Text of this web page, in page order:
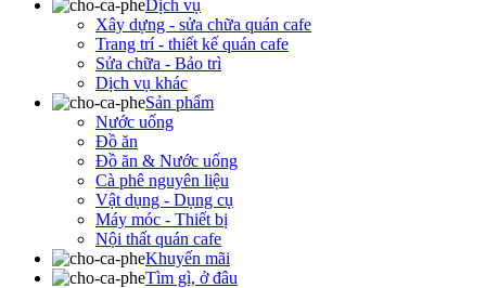
Dịch vụ
Xây dựng - sửa chữa quán cafe
Trang trí - thiết kế quán cafe
Sửa chữa - Bảo trì
Dịch vụ khác
Sản phẩm
Nước uống
Đồ ăn
Đồ ăn & Nước uống
Cà phê nguyên liệu
Vật dụng - Dụng cụ
Máy móc - Thiết bị
Nội thất quán cafe
Khuyến mãi
Tìm gì, ở đâu